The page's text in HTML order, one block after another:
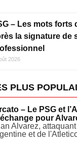
– Les mots forts
la signature de
2026
PLUS
– Le PSG et
pour
Alvarez,
et de